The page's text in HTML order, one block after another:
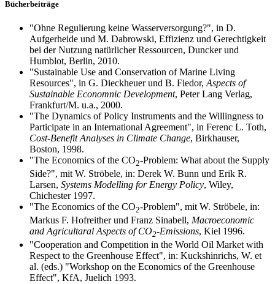
Bücherbeiträge
"Ohne Regulierung keine Wasserversorgung?", in D.
Aufgerheide und M. Dabrowski, Effizienz und Gerechtigkeit
bei der Nutzung natürlicher Ressourcen, Duncker und
Humblot, Berlin, 2010.
"Sustainable Use and Conservation of Marine Living
Resources", in G. Dieckheuer und B. Fiedor, Aspects of
Sustainable Economnic Development, Peter Lang Verlag,
Frankfurt/M. u.a., 2000.
"The Dynamics of Policy Instruments and the Willingness to
Participate in an International Agreement", in Ferenc L. Toth,
Cost-Benefit Analyses in Climate Change, Birkhauser,
Boston, 1998.
"The Economics of the CO2-Problem: What about the Supply
Side?", mit W. Ströbele, in: Derek W. Bunn und Erik R.
Larsen, Systems Modelling for Energy Policy, Wiley,
Chichester 1997.
"The Economics of the CO2-Problem", mit W. Ströbele, in:
Markus F. Hofreither und Franz Sinabell, Macroeconomic
and Agricultaral Aspects of CO2-Emissions, Kiel 1996.
"Cooperation and Competition in the World Oil Market with
Respect to the Greenhouse Effect", in: Kuckshinrichs, W. et
al. (eds.) "Workshop on the Economics of the Greenhouse
Effect", KfA, Juelich 1993.